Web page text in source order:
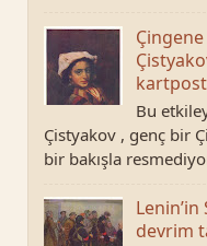
Çingene
Bu
Çistyakov , genç bir
bir bakışla
devrim